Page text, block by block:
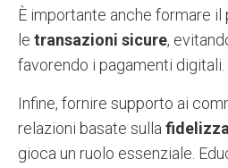
È importante anche formare
le transazioni sicure,
favorendo i pagamenti digitali.
Infine, fornire supporto ai
relazioni basate sulla
gioca un ruolo essenziale.